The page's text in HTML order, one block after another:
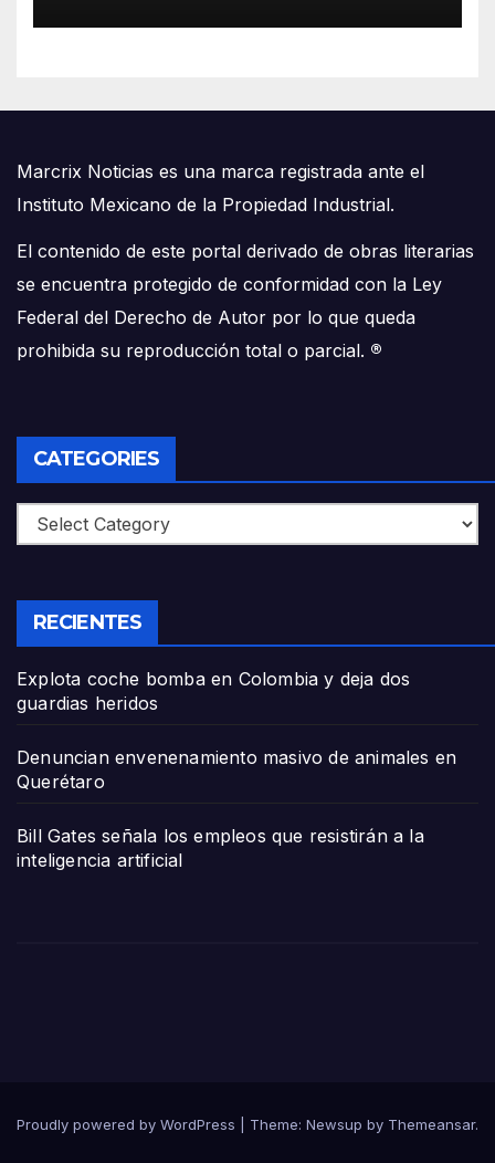
Marcrix Noticias es una marca registrada ante el
Instituto Mexicano de la Propiedad Industrial.
El contenido de este portal derivado de obras literarias
se encuentra protegido de conformidad con la Ley
Federal del Derecho de Autor por lo que queda
prohibida su reproducción total o parcial. ®
CATEGORIES
Categories
RECIENTES
Explota coche bomba en Colombia y deja dos
guardias heridos
Denuncian envenenamiento masivo de animales en
Querétaro
Bill Gates señala los empleos que resistirán a la
inteligencia artificial
Proudly powered by WordPress Theme: Newsup by Themeansar.